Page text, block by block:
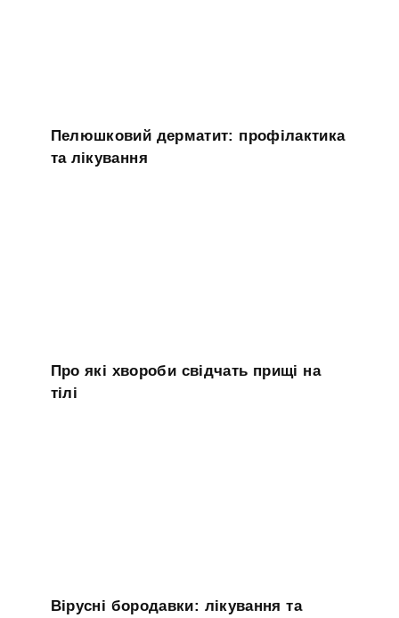
Пелюшковий дерматит: профілактика
та лікування
Про які хвороби свідчать прищі на
тілі
Вірусні бородавки: лікування та